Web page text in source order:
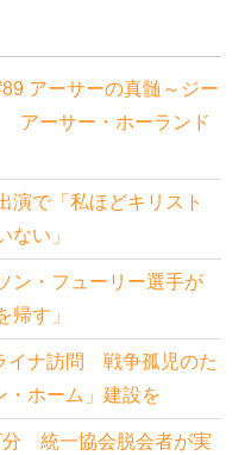
アーサーの真髄～ジー
アーサー・ホーランド
で「私ほどキリスト
ない」
・フューリー選手が
帰す」
イナ訪問 戦争孤児のた
・ホーム」建設を
分 統一協会脱会者が実